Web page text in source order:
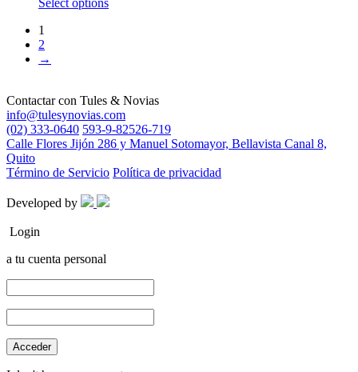
Select options
1
2
→
Contactar con Tules & Novias
info@tulesynovias.com
(02) 333-0640 593-9-82526-719
Calle Flores Jijón 286 y Manuel Sotomayor, Bellavista Canal 8,
Quito
Término de Servicio Política de privacidad
Developed by
Login
a tu cuenta personal